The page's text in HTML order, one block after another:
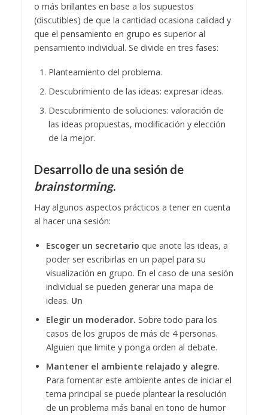
o más brillantes en base a los supuestos
(discutibles) de que la cantidad ocasiona calidad y
que el pensamiento en grupo es superior al
pensamiento individual. Se divide en tres fases:
Planteamiento del problema.
Descubrimiento de las ideas: expresar ideas.
Descubrimiento de soluciones: valoración de
las ideas propuestas, modificación y elección
de la mejor.
Desarrollo de una sesión de
brainstorming.
Hay algunos aspectos prácticos a tener en cuenta
al hacer una sesión:
Escoger un secretario que anote las ideas, a
poder ser escribirlas en un papel para su
visualización en grupo. En el caso de una sesión
individual se pueden generar una mapa de
ideas. Un
Elegir un moderador. Sobre todo para los
casos de los grupos de más de 4 personas.
Alguien que limite y ponga orden al debate.
Mantener el ambiente relajado y alegre.
Para fomentar este ambiente antes de iniciar el
tema principal se puede plantear la resolución
de un problema más banal en tono de humor